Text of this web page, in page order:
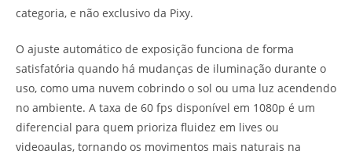
categoria, e não exclusivo da Pixy.
O ajuste automático de exposição funciona de forma
satisfatória quando há mudanças de iluminação durante o
uso, como uma nuvem cobrindo o sol ou uma luz acendendo
no ambiente. A taxa de 60 fps disponível em 1080p é um
diferencial para quem prioriza fluidez em lives ou
videoaulas, tornando os movimentos mais naturais na